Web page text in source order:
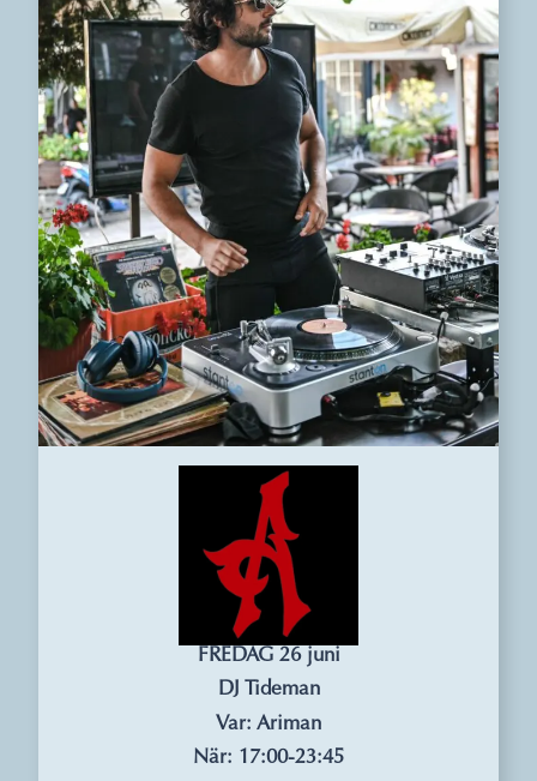
FREDAG 26 juni
DJ Tideman
Var: Ariman
När: 17:00-23:45